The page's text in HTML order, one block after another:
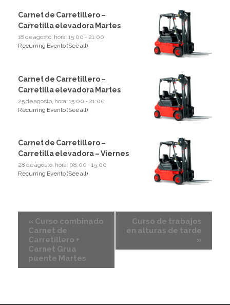
Carnet de Carretillero –
Carretilla elevadora Martes
18 de agosto, hora: 15:00 - 21:00
Recurring Evento(See all)
Carnet de Carretillero –
Carretilla elevadora Martes
25 de agosto, hora: 15:00 - 21:00
Recurring Evento(See all)
Carnet de Carretillero –
Carretilla elevadora – Viernes
28 de agosto, hora: 08:00 -15:00
Recurring Evento(See all)
« Curso combinado
Carnet de
Carretillero +
Carnet Grua
puente Martes
Curso de trabajos
en alturas de tarde
»